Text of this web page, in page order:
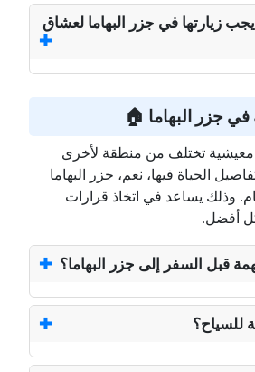
زيارتها في جزر البهاما لعشاق
في جزر البهاما 🏠
معيشية تختلف من منطقة لأخرى
الحياة فيها، نعم، جزر البهاما
وذلك يساعد في اتخاذ قرارات
أفضل.
قبل السفر إلى جزر البهاما؟
للسياح؟